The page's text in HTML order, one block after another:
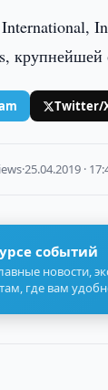
Twitter/
·25.04.2019 ·
событий
новости,
где вам